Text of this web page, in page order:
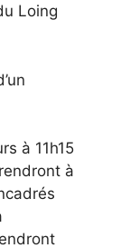
Loing
à 11h15
à